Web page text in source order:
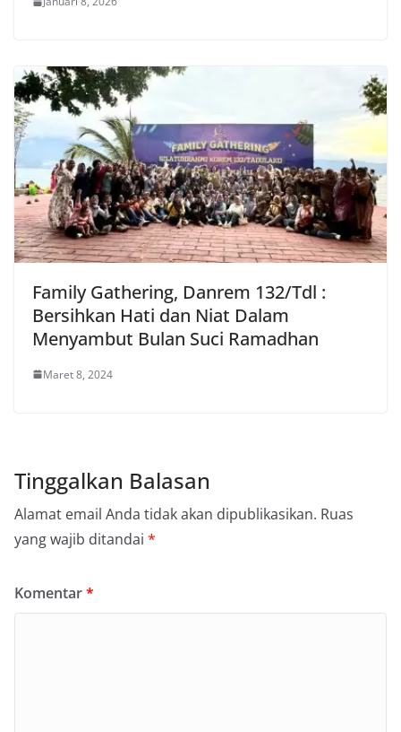
Family Gathering, Danrem 132/Tdl :
Bersihkan Hati dan Niat Dalam
Menyambut Bulan Suci Ramadhan
Maret 8, 2024
Tinggalkan Balasan
Alamat email Anda tidak akan dipublikasikan. Ruas
yang wajib ditandai *
Komentar*